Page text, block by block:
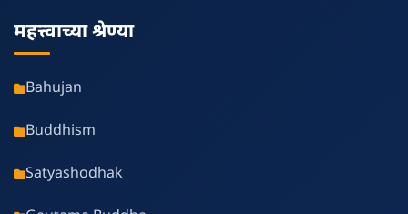
महत्त्वाच्या श्रेण्या
Bahujan
Buddhism
Satyashodhak